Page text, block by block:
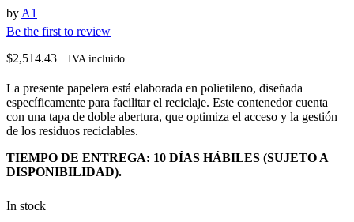
by A1
Be the first to review
$2,514.43 IVA incluído
La presente papelera está elaborada en polietileno, diseñada
específicamente para facilitar el reciclaje. Este contenedor cuenta
con una tapa de doble abertura, que optimiza el acceso y la gestión
de los residuos reciclables.
TIEMPO DE ENTREGA: 10 DÍAS HÁBILES (SUJETO A
DISPONIBILIDAD).
In stock